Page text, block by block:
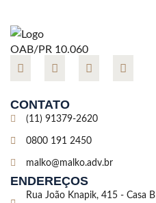
OAB/PR 10.060
CONTATO
(11) 91379-2620
0800 191 2450
malko@malko.adv.br
ENDEREÇOS
Rua João Knapik, 415 - Casa B